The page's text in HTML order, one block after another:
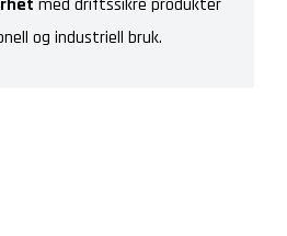
med driftssikre produkter
og industriell bruk.